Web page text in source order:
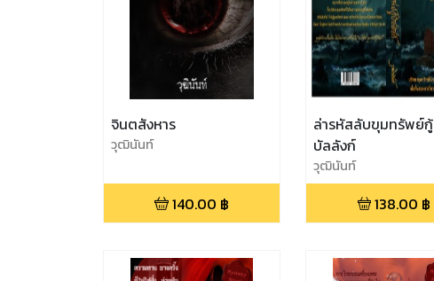
จินตสังหาร
วุฒินันท์
140.00 ฿
ล่ารหัสลับขุมทรัพย์กู้
บัลลังก์
วุฒินันท์
138.00 ฿